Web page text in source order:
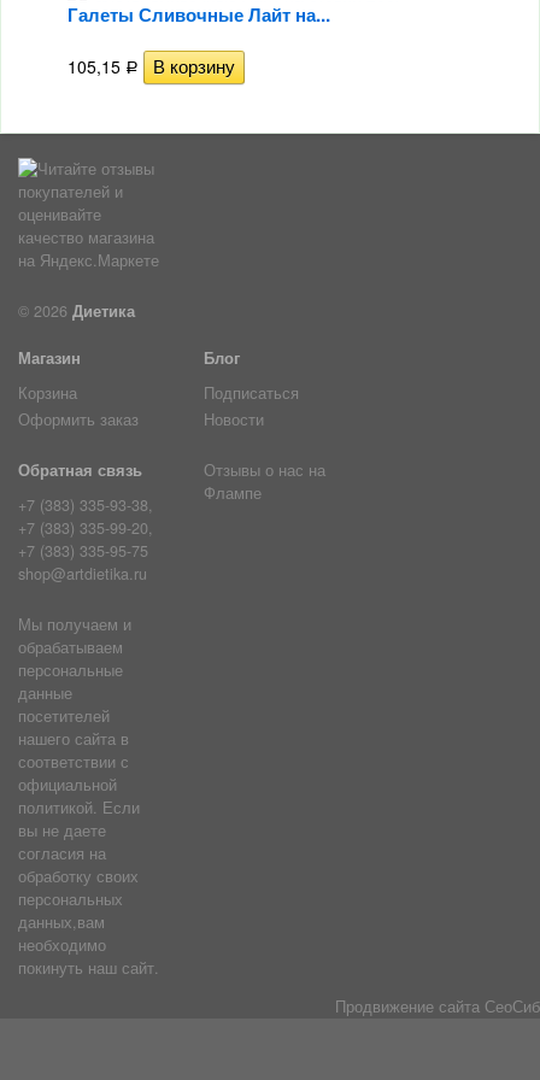
Галеты Сливочные Лайт на...
105,15 Р
© 2026 Диетика
Магазин
Корзина
Оформить заказ
Блог
Подписаться
Новости
Обратная связь
+7 (383) 335-93-38,
+7 (383) 335-99-20,
+7 (383) 335-95-75
shop@artdietika.ru
Отзывы о нас на
Флампе
Мы получаем и
обрабатываем
персональные
данные
посетителей
нашего сайта в
соответствии с
официальной
политикой. Если
вы не даете
согласия на
обработку своих
персональных
данных,вам
необходимо
покинуть наш сайт.
Продвижение сайта СеоСиб